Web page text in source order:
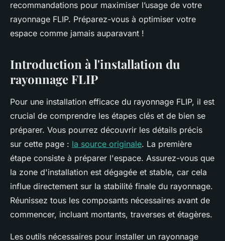
recommandations pour maximiser l’usage de votre
rayonnage FLIP. Préparez-vous à optimiser votre
espace comme jamais auparavant !
Introduction à l'installation du
rayonnage FLIP
Pour une installation efficace du rayonnage FLIP, il est
crucial de comprendre les étapes clés et de bien se
préparer. Vous pourrez découvrir les détails précis
sur cette page : la source originale. La première
étape consiste à préparer l'espace. Assurez-vous que
la zone d'installation est dégagée et stable, car cela
influe directement sur la stabilité finale du rayonnage.
Réunissez tous les composants nécessaires avant de
commencer, incluant montants, traverses et étagères.
Les outils nécessaires pour installer un rayonnage